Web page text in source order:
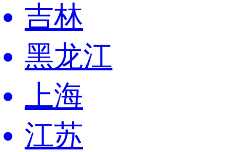
吉林
黑龙江
上海
江苏